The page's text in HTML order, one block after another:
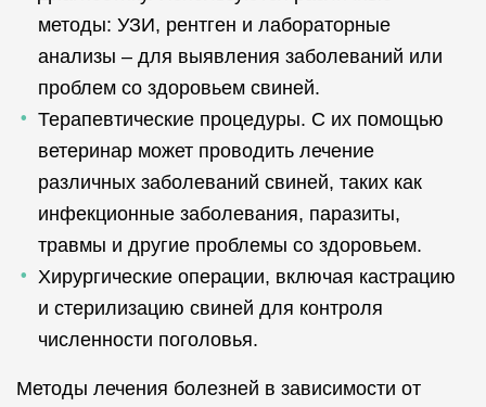
методы: УЗИ, рентген и лабораторные
анализы – для выявления заболеваний или
проблем со здоровьем свиней.
Терапевтические процедуры. С их помощью
ветеринар может проводить лечение
различных заболеваний свиней, таких как
инфекционные заболевания, паразиты,
травмы и другие проблемы со здоровьем.
Хирургические операции, включая кастрацию
и стерилизацию свиней для контроля
численности поголовья.
Методы лечения болезней в зависимости от